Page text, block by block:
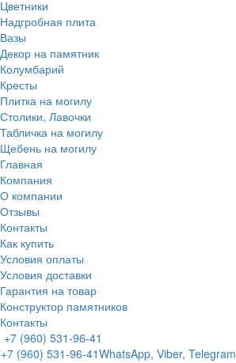
Цветники
Надгробная плита
Вазы
Декор на памятник
Колумбарий
Кресты
Плитка на могилу
Столики, Лавочки
Табличка на могилу
Щебень на могилу
Главная
Компания
О компании
Отзывы
Контакты
Как купить
Условия оплаты
Условия доставки
Гарантия на товар
Конструктор памятников
Контакты
+7 (960) 531-96-41
+7 (960) 531-96-41WhatsApp, Viber, Telegram